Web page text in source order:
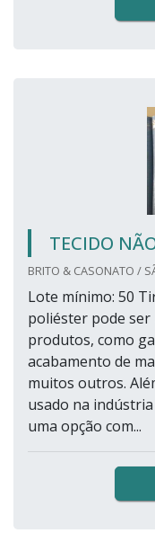
TECIDO
BRITO & CASONATO /
Lote mínimo: 50
poliéster pode ser
produtos, como
acabamento de
muitos outros.
usado na
uma opção com...